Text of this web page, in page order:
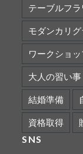
テーブルフラ
モダンカリ
ワークショ
大人の習い事
結婚準備
資格取得
SNS